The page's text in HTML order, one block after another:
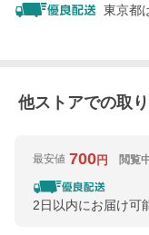
東京都
他ストアでの取
最安値 700円 閲覧
2日以内にお届け可